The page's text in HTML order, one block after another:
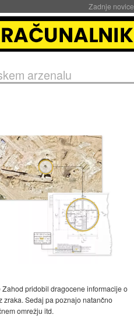
Zadnje novice
arzenalu
pridobil dragocene informacije o
zraka. Sedaj pa poznajo natančno
omrežju itd.